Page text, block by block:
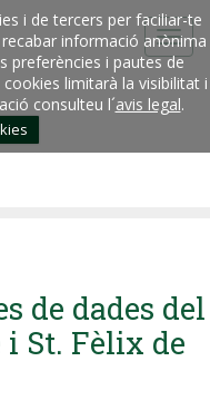
i de tercers per faciliar-te
informació anònima
preferències i pautes de
limitarà la visibilitat i
consulteu l´avis legal.
de dades del
St. Fèlix de